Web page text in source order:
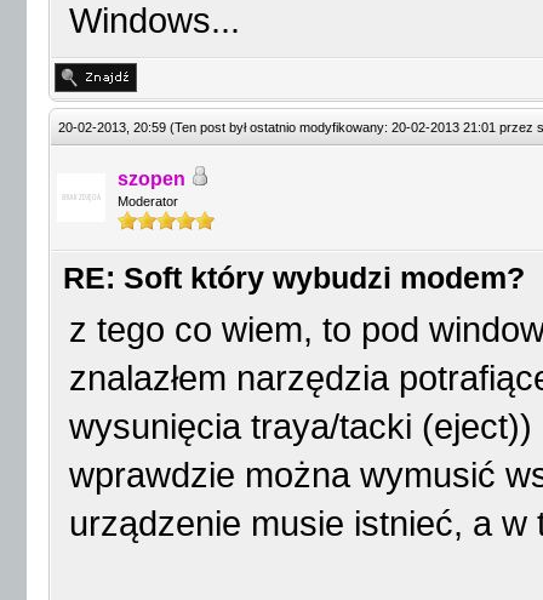
Windows...
20-02-2013, 20:59 (Ten post był ostatnio modyfikowany: 20-02-2013 21:01 przez
szopen
Moderator
RE: Soft który wybudzi modem?
z tego co wiem, to pod
znalazłem narzędzia
wysunięcia traya/tacki (eject))
wprawdzie można wymusić
urządzenie musie istnieć, a